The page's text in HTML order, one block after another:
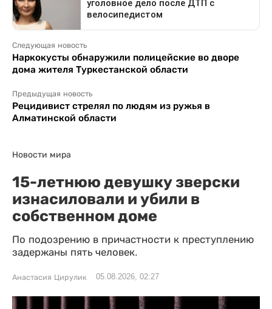
Следующая новость
Наркокусты обнаружили полицейские во дворе
дома жителя Туркестанской области
Предыдущая новость
Рецидивист стрелял по людям из ружья в
Алматинской области
Новости мира
15-летнюю девушку зверски
изнасиловали и убили в
собственном доме
По подозрению в причастности к преступлению
задержаны пять человек.
Анастасия Цирулик 05.08.2026, 02:27